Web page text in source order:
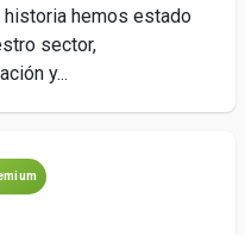
historia hemos estado
sector,
y...